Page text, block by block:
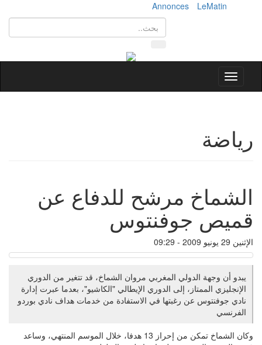
LeMatin
Annonces
Toggle
navigation
رياضة
الشماخ مرشح للدفاع عن
قميص جوفنتوس
الإثنين 29 يونيو 2009 - 09:29
يبدو أن وجهة الدولي المغربي مروان الشماخ، قد تتغير من الدوري
الإنجليزي الممتاز، إلى الدوري الإيطالي "الكاشيو"، بعدما عبرت إدارة
نادي جوفنتوس عن رغبتها في الاستفادة من خدمات هداف نادي بوردو
الفرنسي
وكان الشماخ تمكن من إحراز 13 هدفا، خلال الموسم المنتهي، وساعد